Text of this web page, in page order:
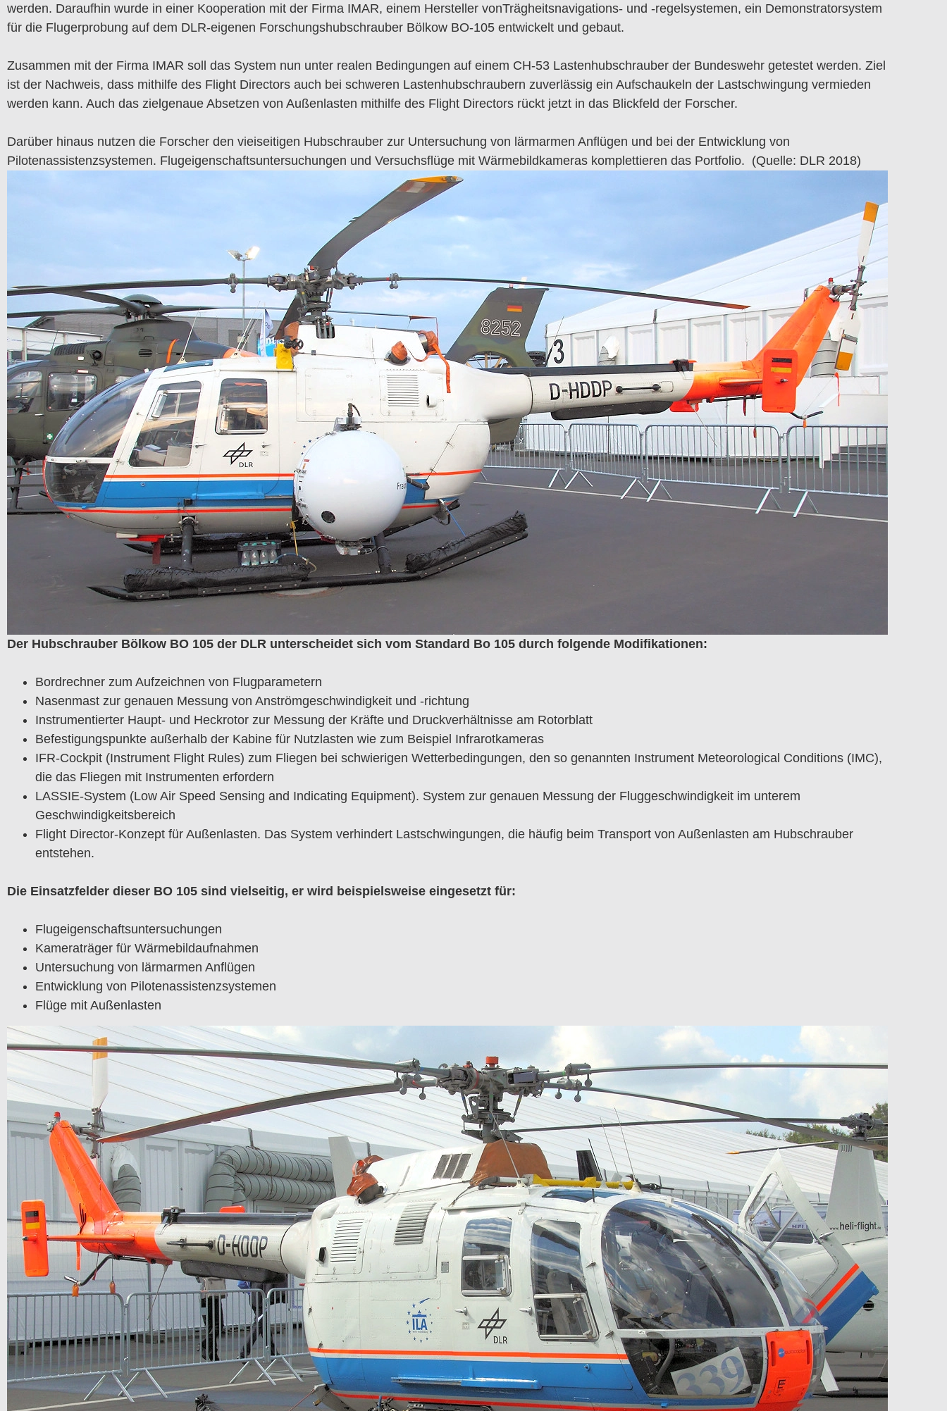
werden. Daraufhin wurde in einer Kooperation mit der Firma IMAR, einem Hersteller vonTrägheitsnavigations- und -regelsystemen, ein Demonstratorsystem
für die Flugerprobung auf dem DLR-eigenen Forschungshubschrauber Bölkow BO-105 entwickelt und gebaut.
Zusammen mit der Firma IMAR soll das System nun unter realen Bedingungen auf einem CH-53 Lastenhubschrauber der Bundeswehr getestet werden. Ziel
ist der Nachweis, dass mithilfe des Flight Directors auch bei schweren Lastenhubschraubern zuverlässig ein Aufschaukeln der Lastschwingung vermieden
werden kann. Auch das zielgenaue Absetzen von Außenlasten mithilfe des Flight Directors rückt jetzt in das Blickfeld der Forscher.
Darüber hinaus nutzen die Forscher den vieiseitigen Hubschrauber zur Untersuchung von lärmarmen Anflügen und bei der Entwicklung von
Pilotenassistenzsystemen. Flugeigenschaftsuntersuchungen und Versuchsflüge mit Wärmebildkameras komplettieren das Portfolio. (Quelle: DLR 2018)
Der Hubschrauber Bölkow BO 105 der DLR unterscheidet sich vom Standard Bo 105 durch folgende Modifikationen:
Bordrechner zum Aufzeichnen von Flugparametern
Nasenmast zur genauen Messung von Anströmgeschwindigkeit und -richtung
Instrumentierter Haupt- und Heckrotor zur Messung der Kräfte und Druckverhältnisse am Rotorblatt
Befestigungspunkte außerhalb der Kabine für Nutzlasten wie zum Beispiel Infrarotkameras
IFR-Cockpit (Instrument Flight Rules) zum Fliegen bei schwierigen Wetterbedingungen, den so genannten Instrument Meteorological Conditions (IMC),
die das Fliegen mit Instrumenten erfordern
LASSIE-System (Low Air Speed Sensing and Indicating Equipment). System zur genauen Messung der Fluggeschwindigkeit im unterem
Geschwindigkeitsbereich
Flight Director-Konzept für Außenlasten. Das System verhindert Lastschwingungen, die häufig beim Transport von Außenlasten am Hubschrauber
entstehen.
Die Einsatzfelder dieser BO 105 sind vielseitig, er wird beispielsweise eingesetzt für:
Flugeigenschaftsuntersuchungen
Kameraträger für Wärmebildaufnahmen
Untersuchung von lärmarmen Anflügen
Entwicklung von Pilotenassistenzsystemen
Flüge mit Außenlasten